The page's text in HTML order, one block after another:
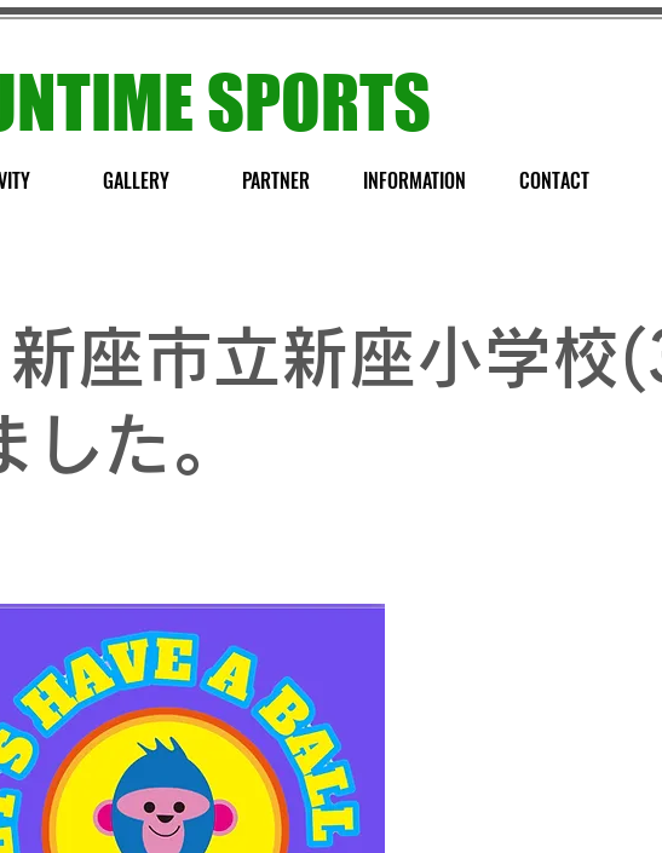
GALLERY PARTNER INFORMATION CONTACT
SPORTS
新座市立新座小学校
た。